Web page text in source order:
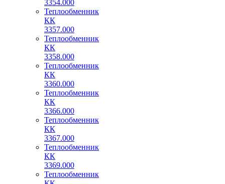
3354.000
Теплообменник
КК
3357.000
Теплообменник
КК
3358.000
Теплообменник
КК
3360.000
Теплообменник
КК
3366.000
Теплообменник
КК
3367.000
Теплообменник
КК
3369.000
Теплообменник